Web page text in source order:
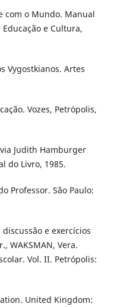
com o Mundo. Manual
e Cultura,
Vygostkianos. Artes
Vozes, Petrópolis,
Judith Hamburger
do Livro, 1985.
Professor. São Paulo:
e exercícios
WAKSMAN, Vera.
Vol. II. Petrópolis:
United Kingdom: